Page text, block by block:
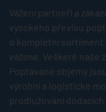
Vážení partneři a
vysokého převisu
o kompletní sortiment
vážíme. Veškeré naše
Poptávané objemy
výrobní a logistické
prodlužování dodacích